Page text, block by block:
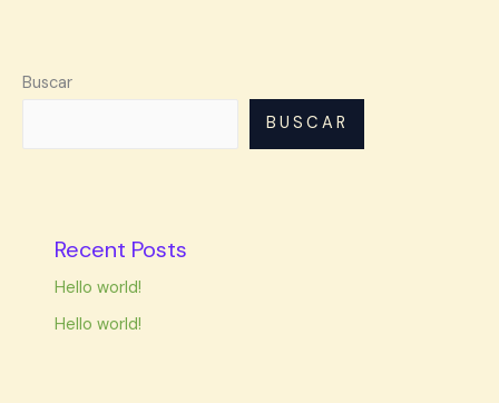
Buscar
BUSCAR
Recent Posts
Hello world!
Hello world!